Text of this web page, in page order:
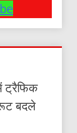
ट्रैफिक
रूट बदले